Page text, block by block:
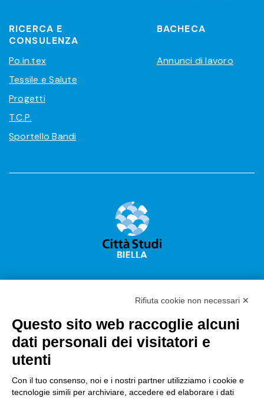
RICERCA E
CONSULENZA
Po.in.tex
Tessile e Salute
Progetti
T.C.P.
Sportello Bandi
BACHECA
Annunci di lavoro
Città Studi S.p.A.
Sede Legale Corso G. Pella, 2 – 13900 Biella Italy –
18.235.000,00
Rifiuta cookie non necessari ✕
Questo sito web raccoglie alcuni
dati personali dei visitatori e
utenti
Con il tuo consenso, noi e i nostri partner utilizziamo i cookie e
tecnologie simili per archiviare, accedere ed elaborare i dati